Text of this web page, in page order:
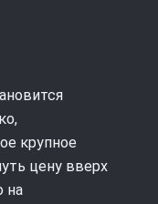
крупное
цену вверх
на